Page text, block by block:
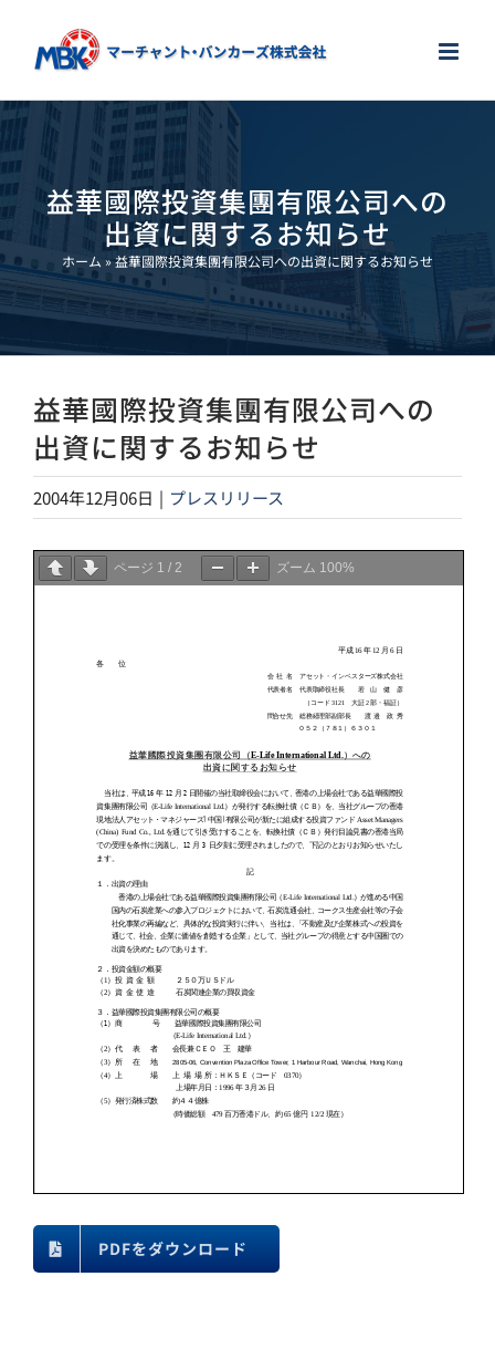
content
益華國際投資集團有限公司への
出資に関するお知らせ
ホーム »益華國際投資集團有限公司への出資に関するお知らせ
益華國際投資集團有限公司への
出資に関するお知らせ
2004年12月06日 | プレスリリース
ページ 1 / 2 ズーム 100%
PDFをダウンロード